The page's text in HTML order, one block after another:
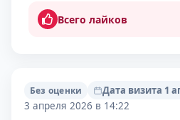
Всего лайков
Без оценки
Дата визита 1
3 апреля 2026 в 14:22